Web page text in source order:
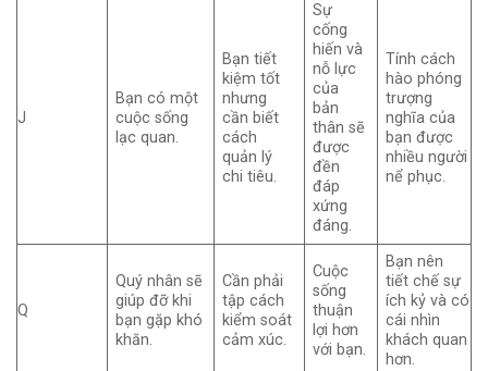
J
Bạn có một
cuộc sống
lạc quan.
Bạn tiết
kiệm tốt
nhưng
cần biết
cách
quản lý
chi tiêu.
Sự
cống
hiến và
nỗ lực
của
bản
thân sẽ
được
đền
đáp
xứng
đáng.
Tính cách
hào phóng
trượng
nghĩa của
bạn được
nhiều người
nể phục.
Q
Quý nhân sẽ
giúp đỡ khi
bạn gặp khó
khăn.
Cần phải
tập cách
kiểm soát
cảm xúc.
Cuộc
sống
thuận
lợi hơn
với bạn.
Bạn nên
tiết chế sự
ích kỷ và có
cái nhìn
khách quan
hơn.